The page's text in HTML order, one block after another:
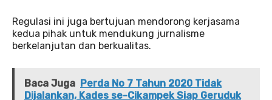
Regulasi ini juga bertujuan mendorong kerjasama
kedua pihak untuk mendukung jurnalisme
berkelanjutan dan berkualitas.
Baca Juga Perda No 7 Tahun 2020 Tidak
Dijalankan, Kades se-Cikampek Siap Geruduk